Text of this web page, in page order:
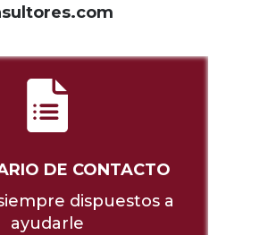
DE CONTACTO
dispuestos a
ayudarle